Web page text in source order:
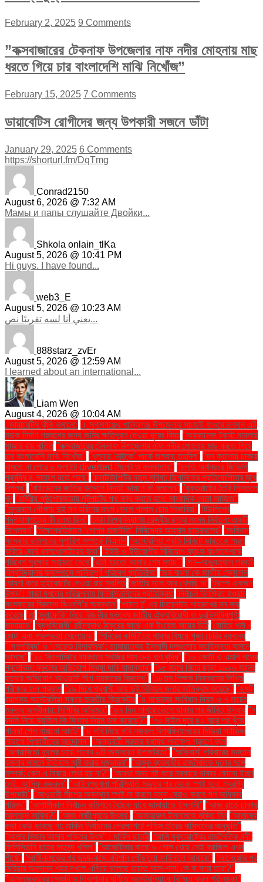
February 2, 2025 9 Comments
”কক্সবাজারের টেকনাফ উপজেলার নাফ নদীর মোহনায় মাছ
ধরতে গিয়ে চার বাংলাদেশি মাঝি নিখোঁজ”
February 15, 2025 7 Comments
ডায়াবেটিস রোগীদের জন্য উপকারী সজনে ডাঁটা
January 29, 2025 6 Comments
https://shorturl.fm/DqTmg
Conrad2150
August 6, 2026 @ 7:32 AM
Мамы и папы слушайте Двойки...
Shkola onlain_tlKa
August 5, 2026 @ 10:41 PM
Hi guys. I have found...
web3_E
August 5, 2026 @ 10:23 AM
يعني أنا لسه تقريبًا نص...
888starz_zvEr
August 5, 2026 @ 12:59 AM
I learned about an international...
Liam Wen
August 4, 2026 @ 10:04 AM
. ডায়াবেটিস ঝুঁকি কমানো:
। সুনামগঞ্জের শান্তিগঞ্জ উপজেলার সাংহাই হাওরে চলমান এই
সড়ক নির্মাণ প্রকল্পের জন্য জমির ক্ষতিপূরণ দেওয়া দূরের বিষয় ''অরফানেজ ট্রাস্ট মামলায়
সাজার রায় বাতিল ''কক্সবাজারের টেকনাফ উপজেলার নাফ নদীর মোহনায় মাছ ধরতে গিয়ে
চার বাংলাদেশি মাঝি নিখোঁজ'' ''খুলনায় ‘নাটুকে’ পার্কে জলবায়ু তহবিল'' ''ঘন কুয়াশায় ঢাকায়
নামতে না পেরে ৬ ফ্লাইট diverted সিলেট ও কলকাতায়'' ''চলতি অর্থবছরে জিডিপি
প্রবৃদ্ধি ৪ শতাংশ হতে পারে'' ''চ্যাটজিপিটির নতুন সুবিধা: ডিপসিকের প্রতিযোগিতার মুখে
বিপ্লব'' ''বাইডেনের জাতির উদ্দেশে বিদায়ী ভাষণে কী বললেন'' ''যুক্তরাষ্ট্রে তৈরি পিস্তলে
খুন ''রাষ্ট্রীয় পৃষ্ঠপোষকতায় লুটপাটের পথ বন্ধ করতে হবে: সাংবাদিক নেতা আজিজ"
''সুন্দরবনে নৌকায় দুই মণ হরিণের মাংস ফেলে পালাল চোর শিকারিরা'' 'টিউলিপের
পদত্যাগপত্রে কী লেখা ছিল'' 'ঢাকা বিশ্ববিদ্যালয় কেন্দ্রীয় ছাত্র সংসদ নির্বাচন: একটি
বিশ্লেষণ'' 'শিক্ষাপ্রতিষ্ঠানে ‘গোপন রাজনীতি’ নিষিদ্ধের আহ্বান ছাত্রদলের'' 'সংবিধান
সংস্কার কমিশনের সুপারিশ সম্পর্কে বিএনপি ‘অস্ট্রেলিয়া প্রতি মিনিটে ভারতকে স্মরণ
করিয়ে দেবে ধবলধোলাইয়ের কথা’ ‘ইইউ ও ইউরোপীয় বিনিয়োগ ব্যাংক বাংলাদেশকে
পরিবেশ সুরক্ষায় সহায়তা দেবে’ ‘এটা হয়তো আমার শেষ ম্যাচ’" ‘গণ–অভ্যুত্থান পরবর্তী
বিশ্ববিদ্যালয় ক্যাম্পাসে শান্তিপূর্ণ পরিবেশ প্রতিষ্ঠিত’ ‘জয় বাংলা’কে জাতীয় স্লোগান
ঘোষণা করে হাইকোর্টের দেওয়া রায় স্থগিত ‘জাতীয় দলে আর খেলছি না’ ‘ট্রাম্প একজন
উন্মাদ’: গাজা দখলের পরিকল্পনায় ফিলিস্তিনিদের প্রতিক্রিয়া ‘নির্বাচন বিলম্বিত হওয়ার
সংস্কারের বিরুদ্ধে বিএনপি’র অবস্থান’ ‘পাঠান টু’ এর চিত্রনাট্য শাহরুখের মন জয়
করেছে ‘মা ‘মুনাফেকি’ নিয়ে রিজভীর মন্তব্য জাতীয় ঐক্যবিরোধী ও দুরভিসন্ধিপূর্ণ:
জামায়াত" ‘যুদ্ধবিরোধী’ রবীন্দ্রনাথ ঠাকুরের কাছে এক ইংরেজ মায়ের চিঠি ‘রোহিত শর্মা -
মোটা এবং গড়পড়তা খেলোয়াড়’ ‘শিবিরের কমিটি’তে থাকার বিষয়ে পূজা চেরির বক্তব্য
"‘গণপরিষদ’ ও ‘সেকেন্ড রিপাবলিক’: জামায়াতসহ ইসলামী দলগুলোর মতভিন্নতা সামনে
আসছে" "১০ কিলোমিটার ব্যবধানে সবজির দাম ৩-৪ গুণ বৃদ্ধি" "১০ কোটি ও এমপি পদের
প্রলোভন: নুরুলের অভিযোগ মিথ্যা দাবি সামান্তার" "১৫ বছরে বিচার ছাড়া ১৯২৬ জনের
হত্যার অভিযোগ আওয়ামী লীগ সরকারের বিরুদ্ধে" "১৮তম শিক্ষক নিবন্ধনের লিখিত
পরীক্ষার ফল প্রকাশ "১৯ দিনে প্রবাসী আয় দুই বিলিয়ন ডলার অতিক্রম করেছে" "২৭টি
ব্যাগসহ অস্ট্রেলিয়া সফরে ভারতীয় ক্রিকেটার "৪ নভেম্বর সংবিধান দিবস ও ৭ মার্চের
গুরুত্ব অস্বীকার: সিপিবির অভিমত" "৬৭ দিন সাগরে ভেসে থাকার পর জীবিত উদ্ধার "৭
বদলি নিয়ে ব্রাজিল কি ফিফার নিয়ম ভঙ্গ করেছে?" "৭০ মাইল দূরে ৪০ বছর পর খুঁজে
পাওয়া গেল হারানো আংটি" "৮ দবি নিয়ে কবি নজরুল বিশ্ববিদ্যালয়ের মিডিয়া স্টাডিজ
বিভাগে শিক্ষার্থীদের আন্দোলন" "অন্তর্বর্তী সরকার যথাযথ পদক্ষেপ গ্রহণে ব্যর্থ
"অপরাজিতা ফুলের চায়ে পাবেন ৬টি অসাধারণ উপকারিতা" "অভিবাসী পরিবারের সন্তান
কমলার সামনে ইতিহাস সৃষ্টি করার সম্ভাবনা" "অমুক ব্যবসায়ীর রাজনৈতিক দলের সঙ্গে
সম্পর্ক: কেন এ বিষয়ে লেখা হয় না?" "অযথা সময় নষ্ট করে সরকারে থাকার কোনো ইচ্ছা
নেই: আসিফ নজরুল" "আইনশৃঙ্খলা পরিস্থিতি সন্ধ্যার পর থেকে স্পষ্ট হবে: স্বরাষ্ট্র
উপদেষ্টা" "আওয়ামী লীগের অবস্থান স্পষ্ট না করলে যমুনা ঘেরাও করবে গণ অধিকার
পরিষদ" "আগামীকাল নির্বাচন কমিশনে বৈঠকে যাবে জামায়াতে ইসলামী" "আজ রাতে ঢাকায়
আসছেন সাকিব?" "আজ লক্ষ্মীপূজার উৎসব" "আজহারুল ইসলামকে মুক্তি দিন "আমাদের
কথা কেউ ভাবছে না: মার্কিন নির্বাচনের প্রেক্ষাপটে পশ্চিম তীরের বাসিন্দাদের অনুভূতি"
"আমার হিজাব আমার শক্তির উৎস" : মার্কিন ছাত্রী "আমি যুক্তরাষ্ট্রের রাজনৈতিক বন্দী:
ফিলিস্তিনি ছাত্র মাহমুদ খলিল" "আর্জেন্টিনার কাছে ৬ গোল খেয়ে সেই ব্রাজিল এখন
শীর্ষে" "আলী-চমকের পর হৃদয়-ঝড়ে বরিশাল পৌঁছালো ফাইনালে আবারো" "আলেপ্পোর পর
সিরিয়ার অন্যান্য শহর দখলে এগিয়ে চলেছে হায়াত আল-শাম: কে বা কারা তারা?"
"আসলাঙ্কারের সেঞ্চুরি ও তিকশানার ঘূর্ণিতে অস্ট্রেলিয়াকে বিস্মিত করল শ্রীলঙ্কা"